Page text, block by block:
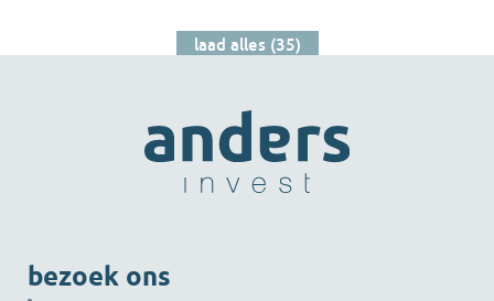
laad alles (35)
bezoek ons